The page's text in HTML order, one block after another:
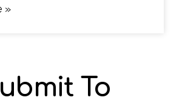
»
To